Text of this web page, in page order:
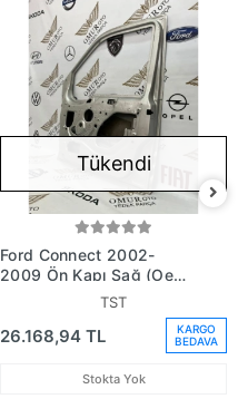
Tükendi
Ford Connect 2002-
2009 Ön Kapı Sağ (Oem
No: At16V20124Aa)
TST
26.168,94 TL
KARGO
BEDAVA
Stokta Yok